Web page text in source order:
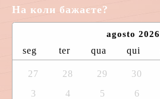
На коли бажаєте?
agosto 2026
seg ter qua qui
27 28 29 30
3
4 5 6